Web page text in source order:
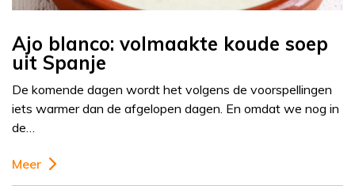
Ajo blanco: volmaakte koude soep
uit Spanje
De komende dagen wordt het volgens de voorspellingen
iets warmer dan de afgelopen dagen. En omdat we nog in
de…
Meer